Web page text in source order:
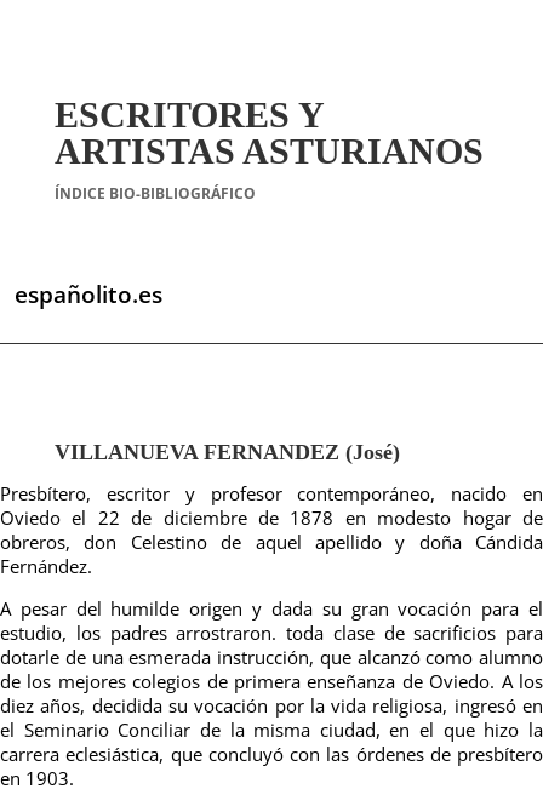
ESCRITORES Y
ARTISTAS ASTURIANOS
ÍNDICE BIO-BIBLIOGRÁFICO
españolito.es
VILLANUEVA FERNANDEZ (José)
Presbítero, escritor y profesor contemporáneo, nacido en
Oviedo el 22 de diciembre de 1878 en modesto hogar de
obreros, don Celestino de aquel apellido y doña Cándida
Fernández.
A pesar del humilde origen y dada su gran vocación para el
estudio, los padres arrostraron. toda clase de sacrificios para
dotarle de una esmerada instrucción, que alcanzó como alumno
de los mejores colegios de primera enseñanza de Oviedo. A los
diez años, decidida su vocación por la vida religiosa, ingresó en
el Seminario Conciliar de la misma ciudad, en el que hizo la
carrera eclesiástica, que concluyó con las órdenes de presbítero
en 1903.